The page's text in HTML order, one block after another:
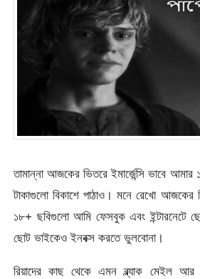
তামান্না আজকের ভিতরে ইমার্জেন্সি ভাবে আমার
টাকাগুলো বিকাশে পাঠাও। মনে রেখো আজকের
১৮+ ছবিগুলো আমি ফেসবুক এবং ইন্টারনেটে
ছোট ভাইকেও ইনবক্স করতে ভুলবোনা।
রিয়াদের কাছ থেকে এমন ব্ল্যাক মেইল আর